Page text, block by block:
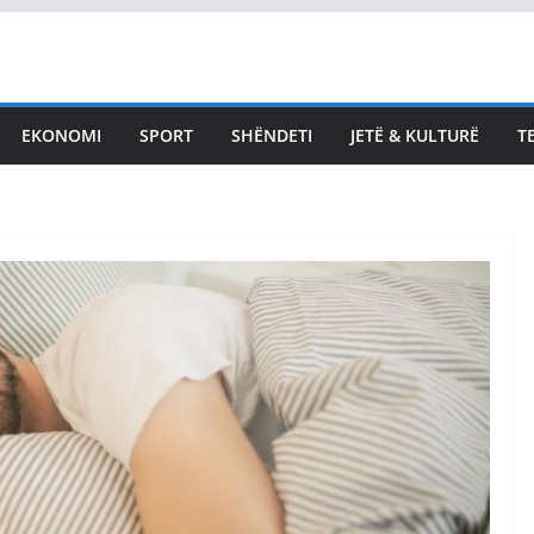
EKONOMI SPORT SHËNDETI JETË & KULTURË
të
media
LAJMET
Dimal Basha refuzon të
përgjigjet nëse po
shkelet Kushtetuta
August 8, 2026 Vendi Sot